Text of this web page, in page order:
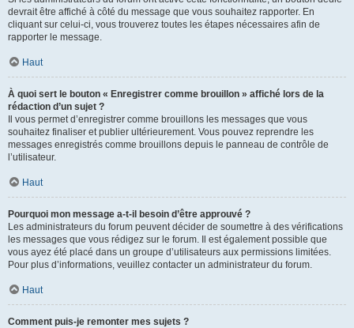
devrait être affiché à côté du message que vous souhaitez rapporter. En
cliquant sur celui-ci, vous trouverez toutes les étapes nécessaires afin de
rapporter le message.
Haut
À quoi sert le bouton « Enregistrer comme brouillon » affiché lors de la
rédaction d’un sujet ?
Il vous permet d’enregistrer comme brouillons les messages que vous
souhaitez finaliser et publier ultérieurement. Vous pouvez reprendre les
messages enregistrés comme brouillons depuis le panneau de contrôle de
l’utilisateur.
Haut
Pourquoi mon message a-t-il besoin d’être approuvé ?
Les administrateurs du forum peuvent décider de soumettre à des vérifications
les messages que vous rédigez sur le forum. Il est également possible que
vous ayez été placé dans un groupe d’utilisateurs aux permissions limitées.
Pour plus d’informations, veuillez contacter un administrateur du forum.
Haut
Comment puis-je remonter mes sujets ?